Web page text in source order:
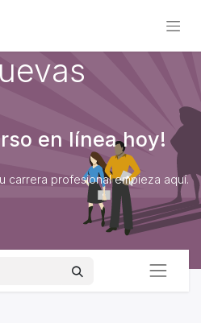
en línea hoy!
carrera profesional empieza aquí.